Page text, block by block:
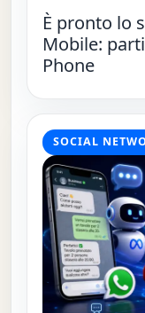
È pronto lo
Mobile:
Phone
SOCIAL